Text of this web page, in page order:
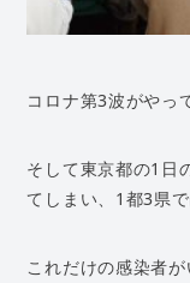
コロナ第3波がやっ
そして東京都の1日
てしまい、1都3県
これだけの感染者